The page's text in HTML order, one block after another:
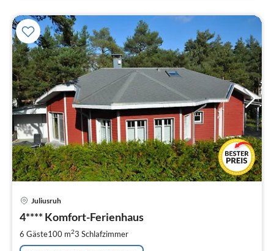
Juliusruh
4**** Komfort-Ferienhaus
6 Gäste100 m23 Schlafzimmer